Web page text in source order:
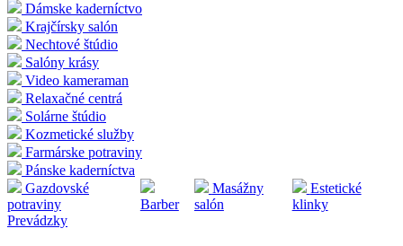
Dámske kaderníctvo
Krajčírsky salón
Nechtové štúdio
Salóny krásy
Video kameraman
Relaxačné centrá
Solárne štúdio
Kozmetické služby
Farmárske potraviny
Pánske kaderníctva
Gazdovské
potraviny
Barber
Masážny
salón
Estetické
klinky
Prevádzky